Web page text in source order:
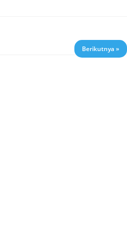
Berikutnya »